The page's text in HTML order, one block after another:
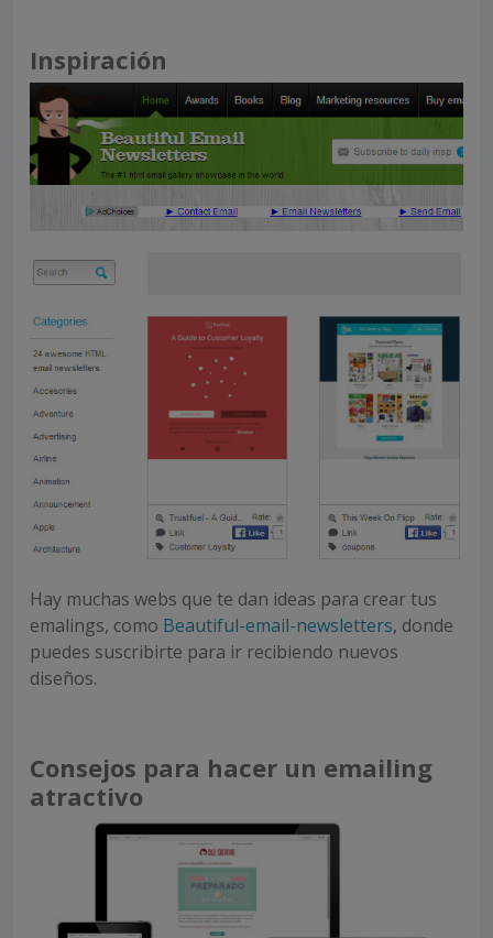
Inspiración
Hay muchas webs que te dan ideas para crear tus
emalings, como Beautiful-email-newsletters, donde
puedes suscribirte para ir recibiendo nuevos
diseños.
Consejos para hacer un emailing
atractivo